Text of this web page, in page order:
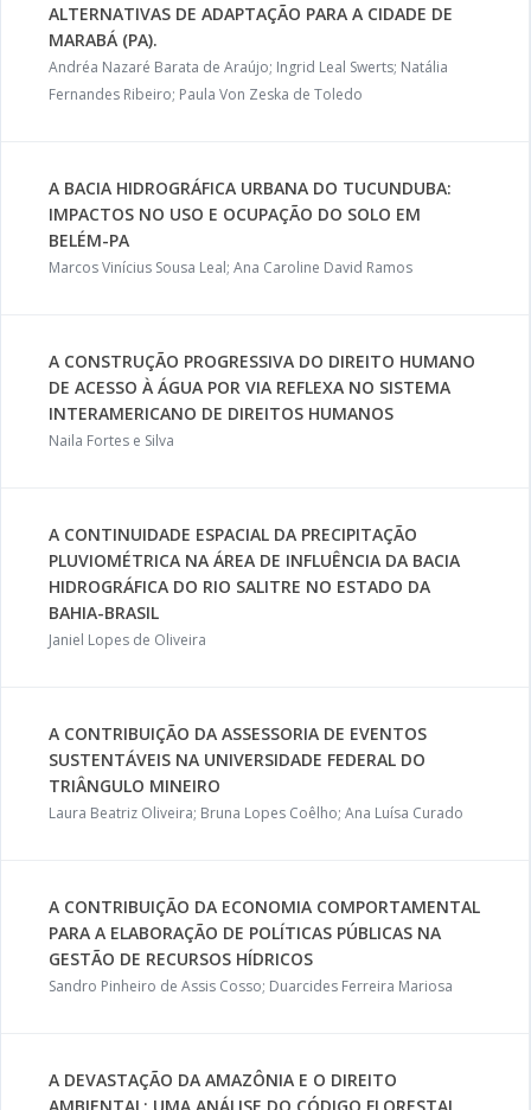
ALTERNATIVAS DE ADAPTAÇÃO PARA A CIDADE DE
MARABÁ (PA).
Andréa Nazaré Barata de Araújo; Ingrid Leal Swerts; Natália
Fernandes Ribeiro; Paula Von Zeska de Toledo
A BACIA HIDROGRÁFICA URBANA DO TUCUNDUBA:
IMPACTOS NO USO E OCUPAÇÃO DO SOLO EM
BELÉM-PA
Marcos Vinícius Sousa Leal; Ana Caroline David Ramos
A CONSTRUÇÃO PROGRESSIVA DO DIREITO HUMANO
DE ACESSO À ÁGUA POR VIA REFLEXA NO SISTEMA
INTERAMERICANO DE DIREITOS HUMANOS
Naila Fortes e Silva
A CONTINUIDADE ESPACIAL DA PRECIPITAÇÃO
PLUVIOMÉTRICA NA ÁREA DE INFLUÊNCIA DA BACIA
HIDROGRÁFICA DO RIO SALITRE NO ESTADO DA
BAHIA-BRASIL
Janiel Lopes de Oliveira
A CONTRIBUIÇÃO DA ASSESSORIA DE EVENTOS
SUSTENTÁVEIS NA UNIVERSIDADE FEDERAL DO
TRIÂNGULO MINEIRO
Laura Beatriz Oliveira; Bruna Lopes Coêlho; Ana Luísa Curado
A CONTRIBUIÇÃO DA ECONOMIA COMPORTAMENTAL
PARA A ELABORAÇÃO DE POLÍTICAS PÚBLICAS NA
GESTÃO DE RECURSOS HÍDRICOS
Sandro Pinheiro de Assis Cosso; Duarcides Ferreira Mariosa
A DEVASTAÇÃO DA AMAZÔNIA E O DIREITO